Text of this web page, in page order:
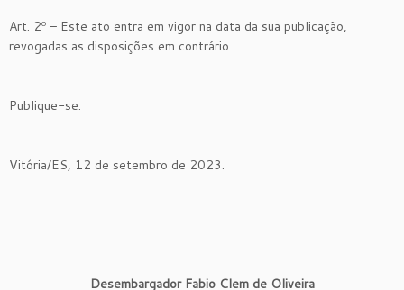
Art. 2º – Este ato entra em vigor na data da sua publicação,
revogadas as disposições em contrário.
Publique-se.
Vitória/ES, 12 de setembro de 2023.
Desembargador Fabio Clem de Oliveira